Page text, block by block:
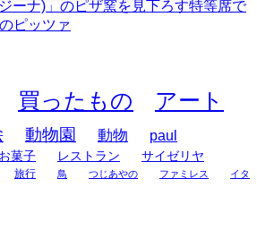
ーナ)」のピザ窯を見下ろす特等席で
ピッツァ
買ったもの アート
動物園 動物
paul
お菓子 レストラン サイゼリヤ
旅行 鳥 つじあやの ファミレス
イタ